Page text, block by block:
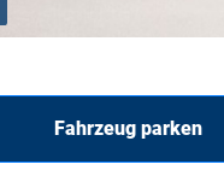
Fahrzeug parken